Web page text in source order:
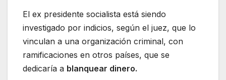
El ex presidente socialista está siendo
investigado por indicios, según el juez, que lo
vinculan a una organización criminal, con
ramificaciones en otros países, que se
dedicaría a blanquear dinero.